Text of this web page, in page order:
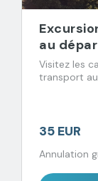
au
Visitez les
transport
35 EUR
Annulation